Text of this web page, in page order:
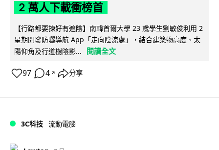
2 萬人下載衝榜首
【行路都要揀好有遮陰】南韓首爾大學 23 歲學生劉敏俊利用 2
星期開發防曬導航 App「走向陰涼處」，結合建築物高度、太
陽仰角及行道樹陰影...
閱讀全文
97 4 ↗ 分享
3C科技 流動電腦